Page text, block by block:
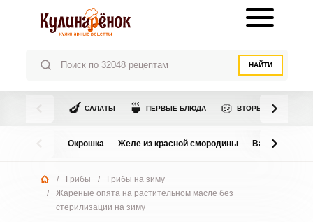
НАЙТИ
🍆 САЛАТЫ 🍵 ПЕРВЫЕ БЛЮДА 🍲 ВТОРЫЕ БЛЮДА
Окрошка Желе из красной смородины Варенье из
/ Грибы /
Грибы на зиму
/
Жареные опята на растительном масле без
стерилизации на зиму